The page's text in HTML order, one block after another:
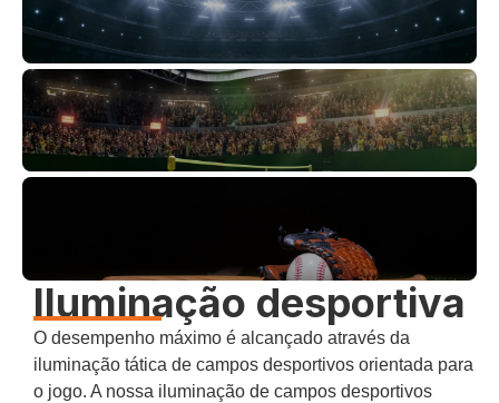
Iluminação desportiva
O desempenho máximo é alcançado através da
iluminação tática de campos desportivos orientada para
o jogo. A nossa iluminação de campos desportivos